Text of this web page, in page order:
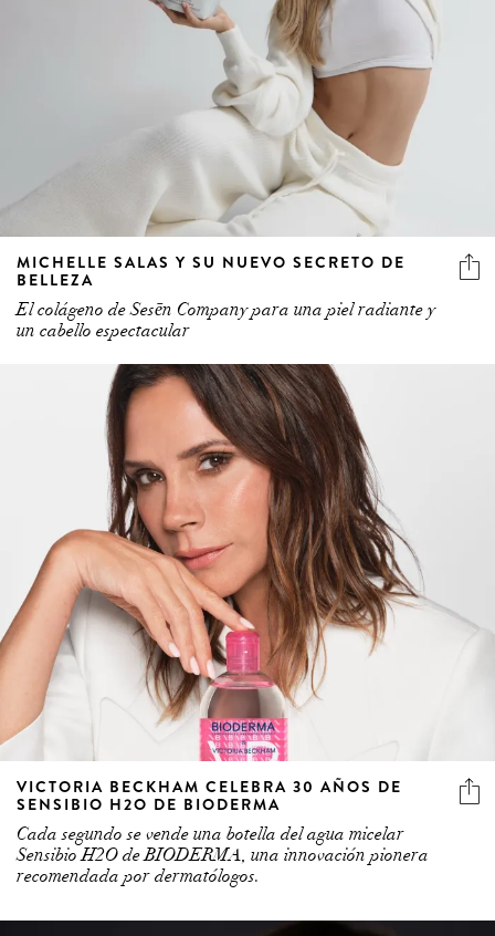
MICHELLE SALAS Y SU NUEVO SECRETO DE
BELLEZA
El colágeno de Sesēn Company para una piel radiante y
un cabello espectacular
VICTORIA BECKHAM CELEBRA 30 AÑOS DE
SENSIBIO H2O DE BIODERMA
Cada segundo se vende una botella del agua micelar
Sensibio H2O de BIODERMA, una innovación pionera
recomendada por dermatólogos.